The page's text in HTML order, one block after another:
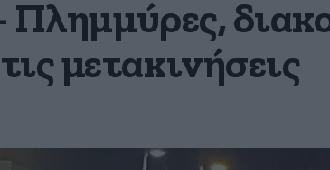
Πλημμύρες,
μετακινήσεις